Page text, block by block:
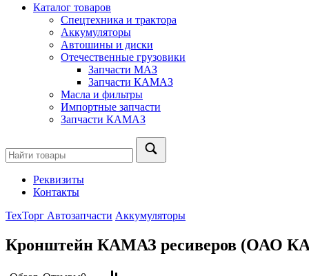
Каталог товаров
Спецтехника и трактора
Аккумуляторы
Автошины и диски
Отечественные грузовики
Запчасти МАЗ
Запчасти КАМАЗ
Масла и фильтры
Импортные запчасти
Запчасти КАМАЗ
Реквизиты
Контакты
ТехТорг Автозапчасти Аккумуляторы
Кронштейн КАМАЗ ресиверов (ОАО